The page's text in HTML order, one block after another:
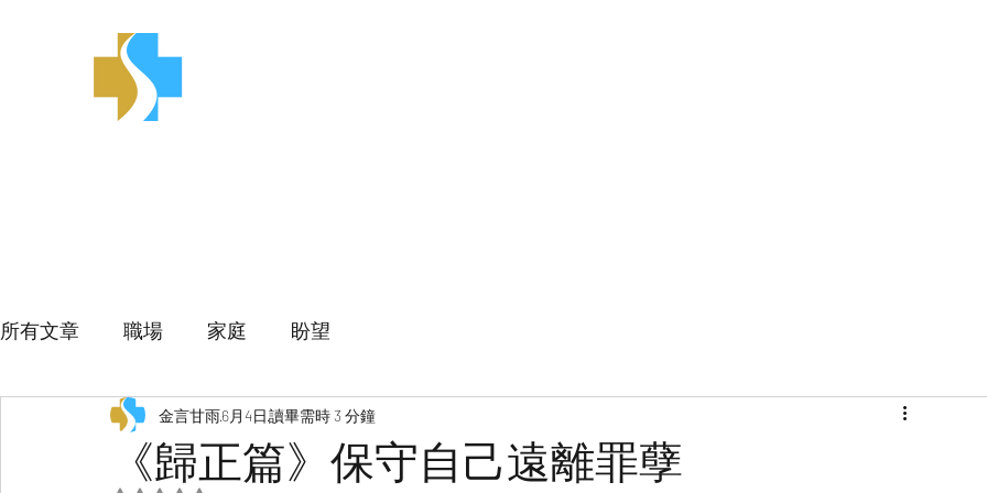
所有文章 職場 家庭 盼望
《歸正篇》保守自己遠離罪孽
金言甘雨6月4日讀畢需時 3 分鐘